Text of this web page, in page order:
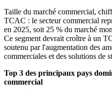
Taille du marché commercial,
TCAC : le secteur commercial
en 2025, soit 25 % du marché
Ce segment devrait croître à un
soutenu par l'augmentation des
commerciales et des solutions de
Top 3 des principaux pays
commercial